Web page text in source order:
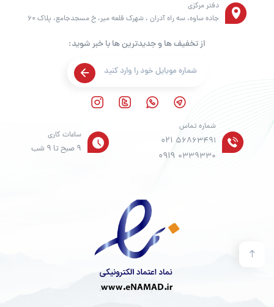
شماره تماس
021 56863491
0919 0339330
ساعات کاری
9 صبح تا 9 شب
دفتر مرکزی
جاده ساوه، سه راه آدران ، شهرک قلعه میر، خ مسجدجامع، پلاک 60
از تخفیف ها و جدیدترین ها با خبر شوید: